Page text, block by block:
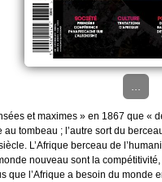
et maximes » en 1867 que «
au tombeau ; l’autre sort du
L’Afrique berceau de
nouveau sont la
que l’Afrique a besoin du monde